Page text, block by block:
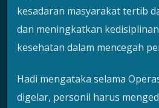
kesadaran masyarakat tertib
dan meningkatkan
kesehatan dalam mencegah
Hadi mengataka selama
digelar, personil harus